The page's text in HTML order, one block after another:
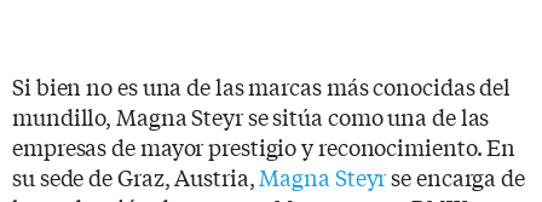
Si bien no es una de las marcas más conocidas del
mundillo, Magna Steyr se sitúa como una de las
empresas de mayor prestigio y reconocimiento. En
su sede de Graz, Austria,Magna Steyrse encarga de